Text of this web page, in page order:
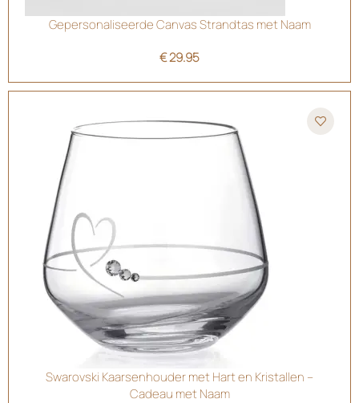
Gepersonaliseerde Canvas Strandtas met Naam
€29.95
Swarovski Kaarsenhouder met Hart en Kristallen –
Cadeau met Naam